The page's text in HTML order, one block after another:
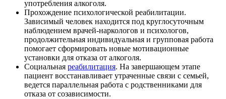
употребления алкоголя.
Прохождение психологической реабилитации.
Зависимый человек находится под круглосуточным
наблюдением врачей-наркологов и психологов,
продолжительная индивидуальная и групповая работа
помогает сформировать новые мотивационные
установки для отказа от алкоголя.
Социальная реабилитация. На завершающем этапе
пациент восстанавливает утраченные связи с семьей,
ведется параллельная работа с родственниками для
отказа от созависимости.